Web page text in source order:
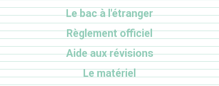
Le bac à l'étranger
Règlement officiel
Aide aux révisions
Le matériel